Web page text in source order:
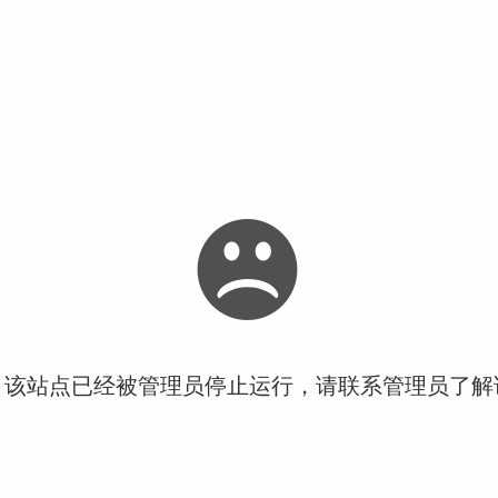
站点已经被管理员停止运行，请联系管理员了